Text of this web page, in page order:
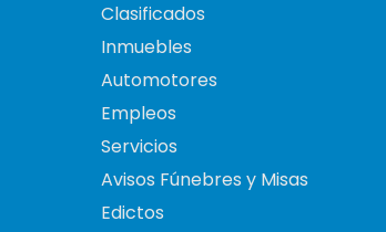
Clasificados
Inmuebles
Automotores
Empleos
Servicios
Avisos Fúnebres y Misas
Edictos